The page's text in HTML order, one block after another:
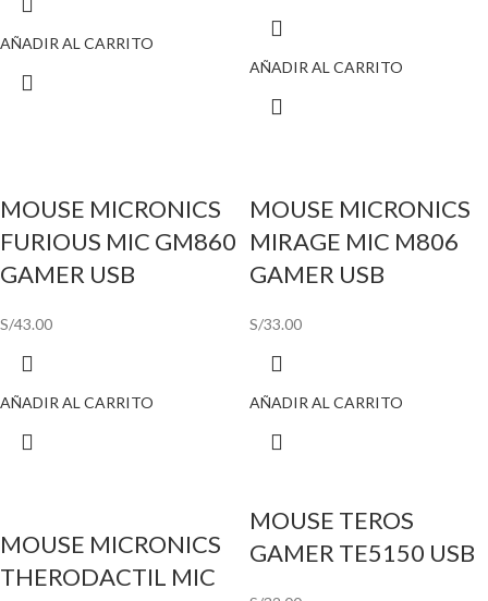
AÑADIR AL CARRITO
AÑADIR AL CARRITO
MOUSE MICRONICS
FURIOUS MIC GM860
GAMER USB
S/43.00
AÑADIR AL CARRITO
MOUSE MICRONICS
MIRAGE MIC M806
GAMER USB
S/33.00
AÑADIR AL CARRITO
MOUSE MICRONICS
THERODACTIL MIC
MOUSE TEROS
GAMER TE5150 USB